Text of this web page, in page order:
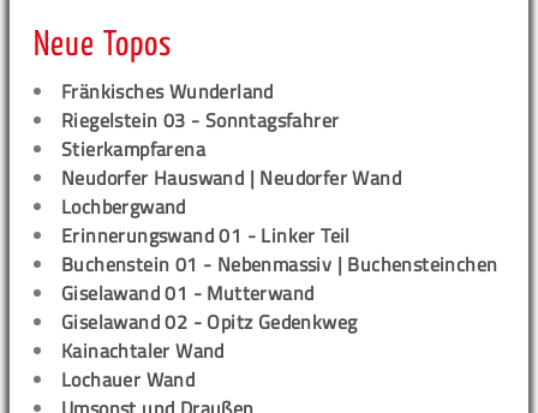
Neue Topos
Fränkisches Wunderland
Riegelstein 03 - Sonntagsfahrer
Stierkampfarena
Neudorfer Hauswand | Neudorfer Wand
Lochbergwand
Erinnerungswand 01 - Linker Teil
Buchenstein 01 - Nebenmassiv | Buchensteinchen
Giselawand 01 - Mutterwand
Giselawand 02 - Opitz Gedenkweg
Kainachtaler Wand
Lochauer Wand